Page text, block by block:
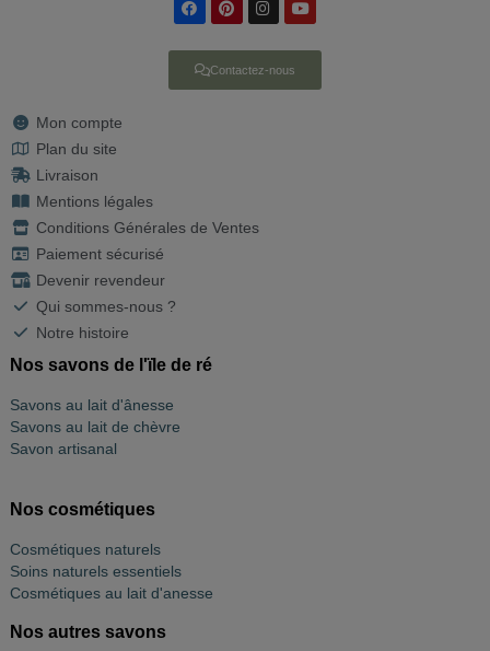
Contactez-nous
Mon compte
Plan du site
Livraison
Mentions légales
Conditions Générales de Ventes
Paiement sécurisé
Devenir revendeur
Qui sommes-nous ?
Notre histoire
Nos savons de l'ïle de ré
Savons au lait d'ânesse
Savons au lait de chèvre
Savon artisanal
Nos cosmétiques
Cosmétiques naturels
Soins naturels essentiels
Cosmétiques au lait d'anesse
Nos autres savons